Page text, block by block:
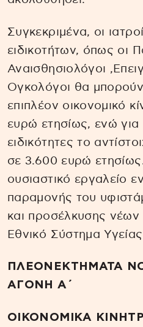
Συγκεκριμένα, οι
ειδικοτήτων, όπως οι
Αναισθησιολόγοι
Ογκολόγοι θα
επιπλέον οικονομικό
ευρώ ετησίως, ενώ για
ειδικότητες το
σε 3.600 ευρώ
ουσιαστικό εργαλείο
παραμονής του
και προσέλκυσης
Εθνικό Σύστημα
ΠΛΕΟΝΕΚΤΗΜΑΤΑ
ΑΓΟΝΗ Α΄
ΟΙΚΟΝΟΜΙΚΑ